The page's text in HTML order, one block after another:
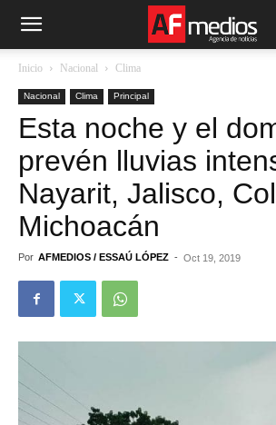
Inicio Nacional Clima
Nacional Clima Principal
Esta noche y el
prevén lluvias
Nayarit, Jalisco,
Michoacán
Por AFMEDIOS / ESSAÚ LÓPEZ - Oct 19, 2019